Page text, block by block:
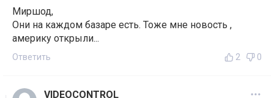
Миршод,
Они на каждом базаре есть. Тоже мне новость ,
америку открыли...
Ответить 2 0
VIDEOCONTROL